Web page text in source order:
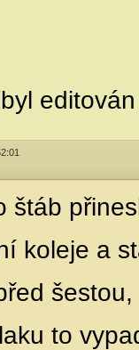
štáb
koleje a
to